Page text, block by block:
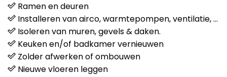
Ramen en deuren
Installeren van airco, warmtepompen, ventilatie, …
Isoleren van muren, gevels & daken.
Keuken en/of badkamer vernieuwen
Zolder afwerken of ombouwen
Nieuwe vloeren leggen